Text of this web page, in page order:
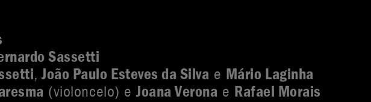
Sassetti
,João Paulo Esteves da Silva e Mário Laginha
(violoncelo) eJoana Verona e Rafael Morais